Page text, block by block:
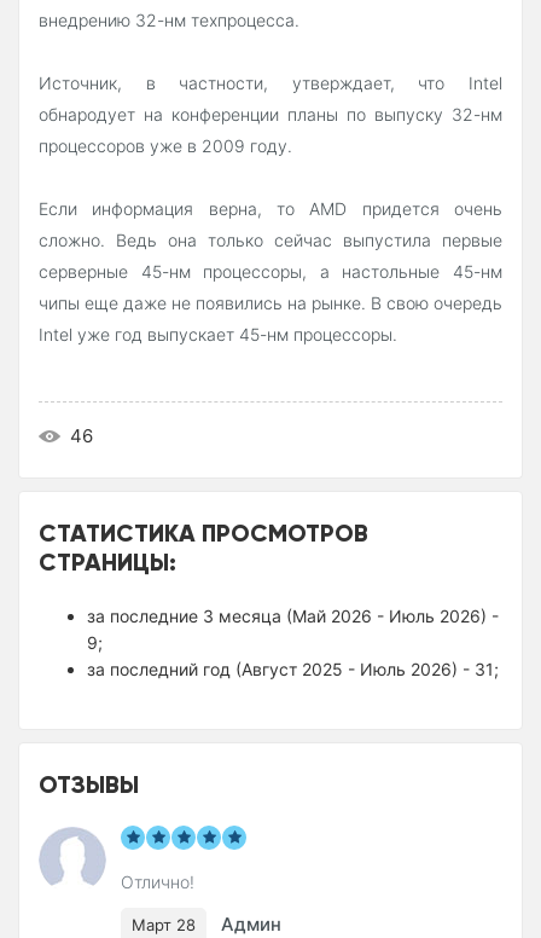
внедрению 32-нм техпроцесса.
Источник, в частности, утверждает, что Intel
обнародует на конференции планы по выпуску 32-нм
процессоров уже в 2009 году.
Если информация верна, то AMD придется очень
сложно. Ведь она только сейчас выпустила первые
серверные 45-нм процессоры, а настольные 45-нм
чипы еще даже не появились на рынке. В свою очередь
Intel уже год выпускает 45-нм процессоры.
46
СТАТИСТИКА ПРОСМОТРОВ
СТРАНИЦЫ:
за последние 3 месяца (Май 2026 - Июль 2026) -
9;
за последний год (Август 2025 - Июль 2026) - 31;
ОТЗЫВЫ
Отлично!
Март 28 Админ